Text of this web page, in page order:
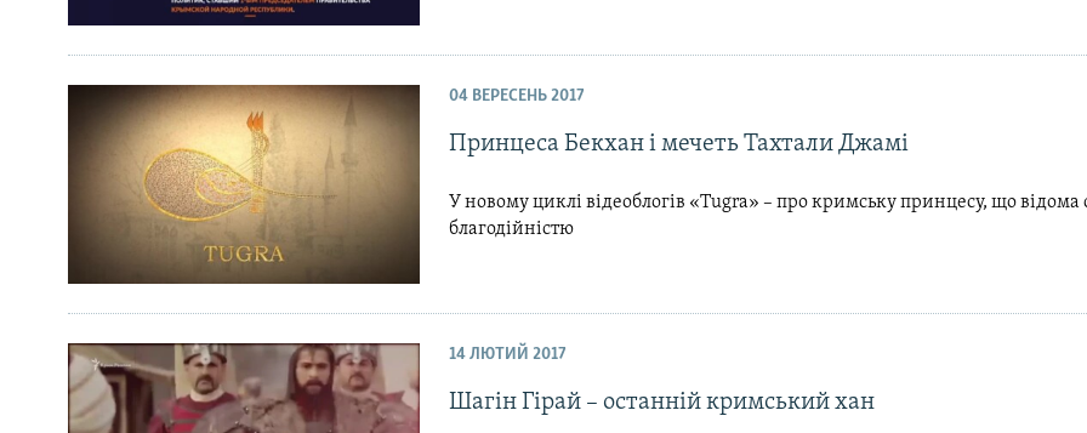
04 ВЕРЕСЕНЬ 2017
Принцеса Бекхан і мечеть Тахтали Джамі
У новому циклі відеоблогів «Tugra» – про кримську принцесу, що відома
благодійністю
14 ЛЮТИЙ 2017
Шагін Гірай – останній кримський хан